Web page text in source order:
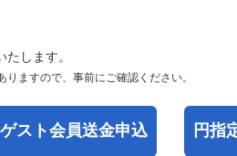
します。
ますので、事前にご確認ください。
ゲスト会員送金申込 円指